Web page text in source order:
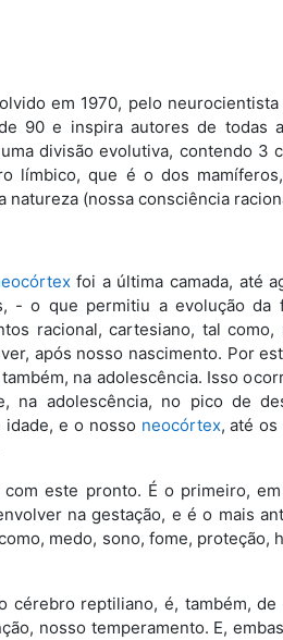
em 1970, pelo
90 e inspira autores de todas
divisão evolutiva, contendo
límbico, que é o dos
(nossa consciência
foi a última camada, até
- o que permitiu a evolução
racional, cartesiano, tal
após nosso nascimento. Por
na adolescência. Isso
na adolescência, no pico de
idade, e o nosso neocórtex, até os
este pronto. É o primeiro,
na gestação, e é o mais
medo, sono, fome, proteção,
cérebro reptiliano, é, também,
nosso temperamento. E,